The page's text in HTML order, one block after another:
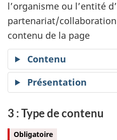
l’organisme ou l’entité
partenariat/
contenu de la page
Contenu
Présentation
3 : Type de contenu
Obligatoire